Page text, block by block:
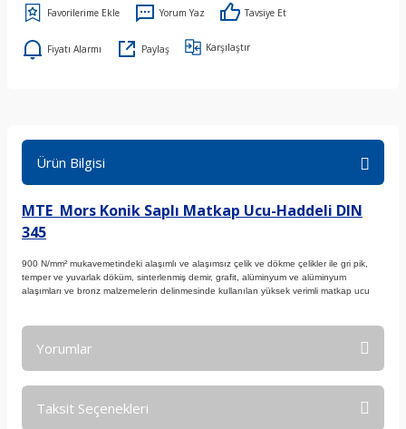
Yorum Yaz Tavsiye Et
Fiyatı Alarmı Paylaş Karşılaştır
Ürün Bilgisi
MTE Mors Konik Saplı Matkap Ucu-Haddeli DIN
345
900 N/mm² mukavemetindeki alaşımlı ve alaşımsız çelik ve dökme çelikler ile gri pik,
temper ve yuvarlak döküm, sinterlenmiş demir, grafit, alüminyum ve alüminyum
alaşımları ve bronz malzemelerin delinmesinde kullanılan yüksek verimli matkap ucu
Yorumlar
Taksit Seçenekleri